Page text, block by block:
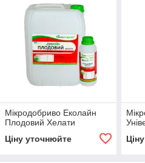
Мікродобриво Еколайн
Плодовий Хелати
Ціну уточнюйте